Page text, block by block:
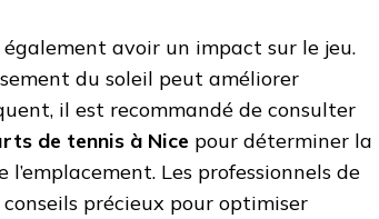
avoir un impact sur le jeu.
du soleil peut améliorer
il est recommandé de consulter
de tennis à Nice pour déterminer la
Les professionnels de
précieux pour optimiser